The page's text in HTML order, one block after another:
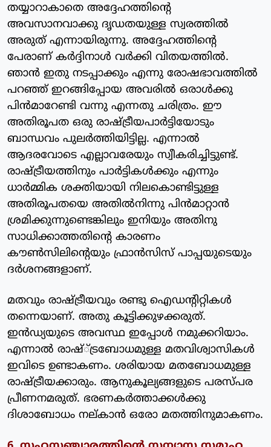
തയ്യാറാകാതെ അദ്ദേഹത്തിന്റെ
അവസാനവാക്കു ദൃഡതയുള്ള സ്വരത്തില്‍
അരുത് എന്നായിരുന്നു. അദ്ദേഹത്തിന്റെ
പേരാണ് കര്‍ദ്ദിനാള്‍ വര്‍ക്കി വിതയത്തില്‍.
ഞാന്‍ ഇതു നടപ്പാക്കും എന്നു രോഷഭാവത്തില്‍
പറഞ്ഞ് ഇറങ്ങിപ്പോയ അവരില്‍ ഒരാള്‍ക്കു
പിന്‍മാറേണ്ടി വന്നു എന്നതു ചരിത്രം. ഈ
അതിരൂപത ഒരു രാഷ്ട്രീയപാര്‍ട്ടിയോടും
ബാന്ധവം പുലര്‍ത്തിയിട്ടില്ല. എന്നാല്‍
ആദരവോടെ എല്ലാവരേയും സ്വീകരിച്ചിട്ടുണ്ട്.
രാഷ്ട്രീയത്തിനും പാര്‍ട്ടികള്‍ക്കും എന്നും
ധാര്‍മ്മിക ശക്തിയായി നിലകൊണ്ടിട്ടുള്ള
അതിരൂപതയെ അതില്‍നിന്നു പിന്‍മാറ്റാന്‍
ശ്രമിക്കുന്നുണ്ടെങ്കിലും ഇനിയും അതിനു
സാധിക്കാത്തതിന്റെ കാരണം
കൗണ്‍സിലിന്റെയും ഫ്രാന്‍സിസ് പാപ്പയുടെയും
ദര്‍ശനങ്ങളാണ്.
മതവും രാഷ്ട്രീയവും രണ്ടു ഐഡന്റിറ്റികള്‍
തന്നെയാണ്. അതു കൂട്ടിക്കുഴക്കരുത്.
ഇന്‍ഡ്യയുടെ അവസ്ഥ ഇപ്പോള്‍ നമുക്കറിയാം.
എന്നാല്‍ രാഷ്്ട്രബോധമുള്ള മതവിശ്വാസികള്‍
ഇവിടെ ഉണ്ടാകണം. ശരിയായ മതബോധമുള്ള
രാഷ്ട്രീയക്കാരും. ആനുകൂല്യങ്ങളുടെ പരസ്പര
പ്രീണനമരുത്. ഭരണകര്‍ത്താക്കള്‍ക്കു
ദിശാബോധം നല്കാന്‍ ഒരോ മതത്തിനുമാകണം.